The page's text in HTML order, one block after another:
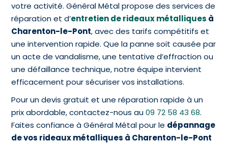
votre activité. Général Métal propose des services de
réparation et d’entretien de rideaux métalliques à
Charenton-le-Pont, avec des tarifs compétitifs et
une intervention rapide. Que la panne soit causée par
un acte de vandalisme, une tentative d’effraction ou
une défaillance technique, notre équipe intervient
efficacement pour sécuriser vos installations.
Pour un devis gratuit et une réparation rapide à un
prix abordable, contactez-nous au09 72 58 43 68.
Faites confiance à Général Métal pour le dépannage
de vos rideaux métalliques à Charenton-le-Pont